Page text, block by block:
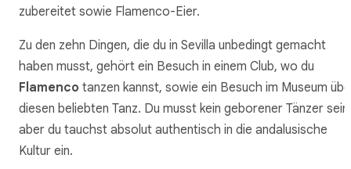
zubereitet sowie Flamenco-Eier.
Zu den zehn Dingen, die du in Sevilla unbedingt gemacht
haben musst, gehört ein Besuch in einem Club, wo du
Flamenco tanzen kannst, sowie ein Besuch im Museum
diesen beliebten Tanz. Du musst kein geborener Tänzer sein,
aber du tauchst absolut authentisch in die andalusische
Kultur ein.